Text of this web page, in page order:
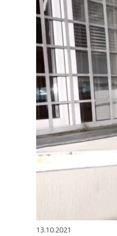
13.10.2021